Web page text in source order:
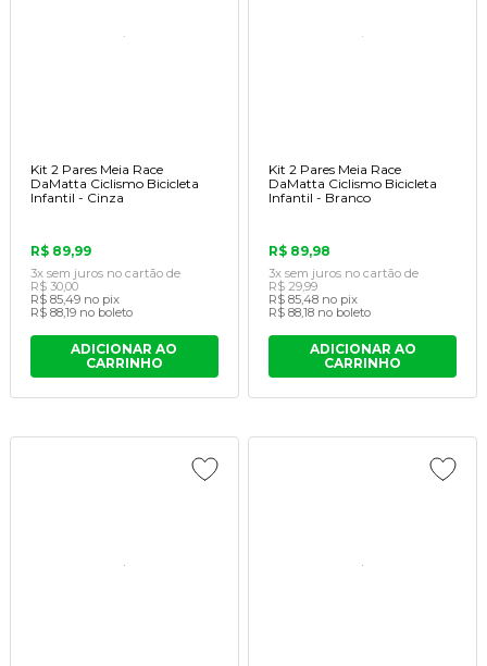
Kit 2 Pares Meia Race
DaMatta Ciclismo Bicicleta
Infantil - Cinza
R$ 89,99
3x sem juros no cartãode
R$ 30,00
R$ 85,49 no pix
R$ 88,19 no boleto
ADICIONAR AO
CARRINHO
Kit 2 Pares Meia Race
DaMatta Ciclismo Bicicleta
Infantil - Branco
R$ 89,98
3x sem juros no cartão de
R$ 29,99
R$ 85,48 no pix
R$ 88,18 no boleto
ADICIONAR AO
CARRINHO